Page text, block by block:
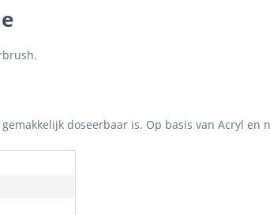
doseerbaar is. Op basis van Acryl en